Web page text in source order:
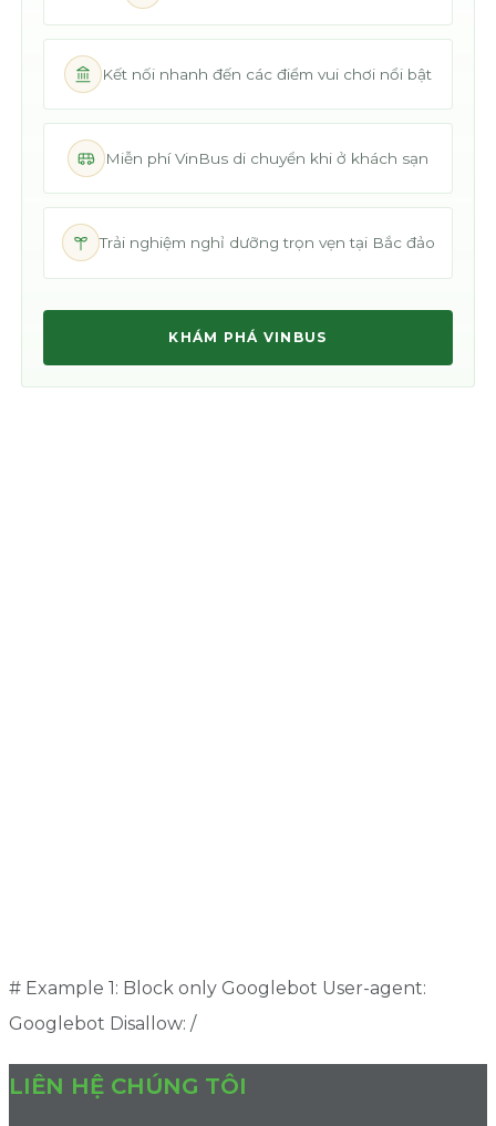
Kết nối nhanh đến các điểm vui chơi nổi bật
Miễn phí VinBus di chuyển khi ở khách sạn
Trải nghiệm nghỉ dưỡng trọn vẹn tại Bắc đảo
KHÁM PHÁ VINBUS
# Example 1: Block only Googlebot User-agent:
Googlebot Disallow: /
LIÊN HỆ CHÚNG TÔI